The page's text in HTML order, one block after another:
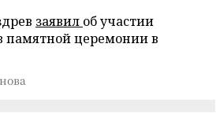
заявил об участии
памятной церемонии в